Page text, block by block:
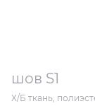
шов S1
Х/Б ткань,